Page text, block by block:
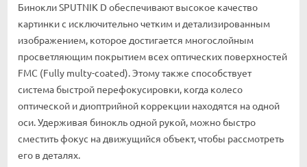
Бинокли SPUTNIK D обеспечивают высокое качество
картинки с исключительно четким и детализированным
изображением, которое достигается многослойным
просветляющим покрытием всех оптических поверхностей
FMC (Fully multy-coated). Этому также способствует
система быстрой перефокусировки, когда колесо
оптической и диоптрийной коррекции находятся на одной
оси. Удерживая бинокль одной рукой, можно быстро
сместить фокус на движущийся объект, чтобы рассмотреть
его в деталях.